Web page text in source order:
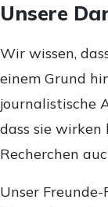
Unsere
Wir wissen,
einem Grund
journalistische
dass sie wirken
Recherchen
Unser